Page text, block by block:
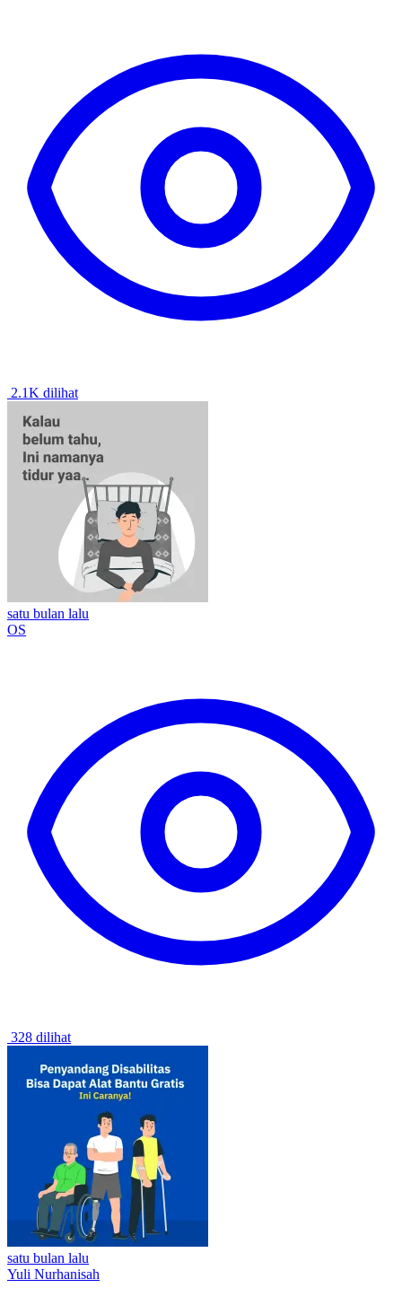
2.1K dilihat
satu bulan lalu
OS
328 dilihat
satu bulan lalu
Yuli Nurhanisah